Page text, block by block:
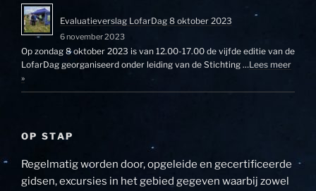
Evaluatieverslag LofarDag 8 oktober 2023
6 november 2023
Op zondag 8 oktober 2023 is van 12.00-17.00 de vijfde editie van de
LofarDag georganiseerd onder leiding van de Stichting …Lees meer
»
OP STAP
Regelmatig worden door, opgeleide en gecertificeerde
gidsen, excursies in het gebied gegeven waarbij zowel